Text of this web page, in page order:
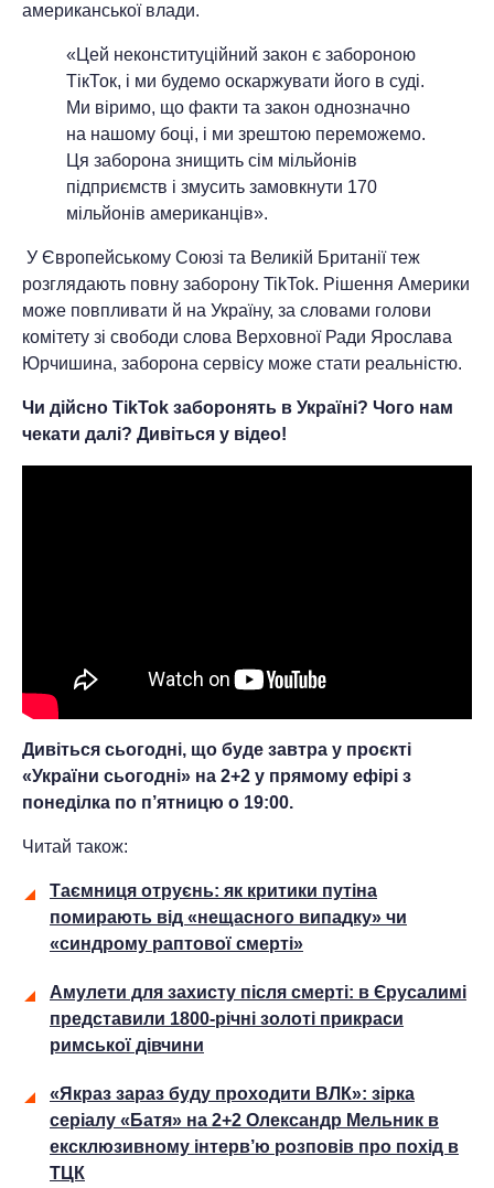
американської влади.
«Цей неконституційний закон є забороною
ТікТок, і ми будемо оскаржувати його в суді.
Ми віримо, що факти та закон однозначно
на нашому боці, і ми зрештою переможемо.
Ця заборона знищить сім мільйонів
підприємств і змусить замовкнути 170
мільйонів американців».
У Європейському Союзі та Великій Британії теж
розглядають повну заборону TikTok. Рішення Америки
може повпливати й на Україну, за словами голови
комітету зі свободи слова Верховної Ради Ярослава
Юрчишина, заборона сервісу може стати реальністю.
Чи дійсно TikTok заборонять в Україні? Чого нам
чекати далі? Дивіться у відео!
Дивіться сьогодні, що буде завтра у проєкті
«України сьогодні» на 2+2 у прямому ефірі з
понеділка по п’ятницю о 19:00.
Читай також:
Таємниця отруєнь: як критики путіна
помирають від «нещасного випадку» чи
«синдрому раптової смерті»
Амулети для захисту після смерті: в Єрусалимі
представили 1800-річні золоті прикраси
римської дівчини
«Якраз зараз буду проходити ВЛК»: зірка
серіалу «Батя» на 2+2 Олександр Мельник в
ексклюзивному інтерв’ю розповів про похід в
ТЦК